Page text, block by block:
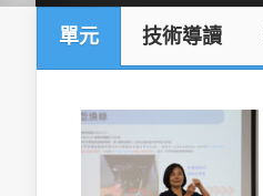
單元 技術導讀